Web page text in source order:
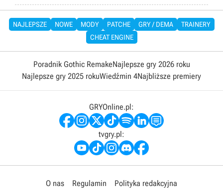
NAJLEPSZE NOWE MODY PATCHE GRY / DEMA
TRAINERY
CHEAT ENGINE
Poradnik Gothic RemakeNajlepsze gry 2026 roku
Najlepsze gry 2025 rokuWiedźmin 4Najbliższe premiery
GRYOnline.pl:
tvgry.pl:
O nas Regulamin Polityka redakcyjna